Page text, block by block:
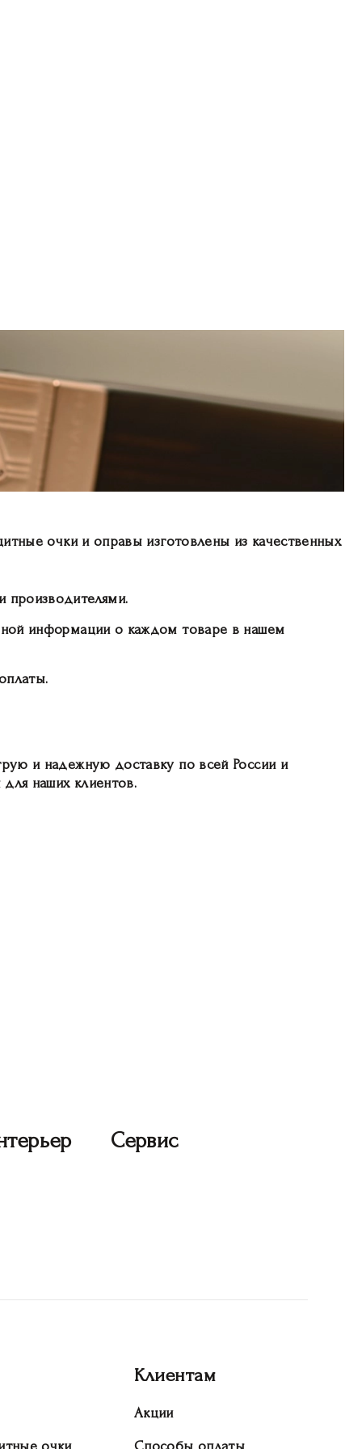
очки и оправы изготовлены из качественных
производителями.
информации о каждом товаре в нашем
и надежную доставку по всей России и
наших клиентов.
Сервис
Клиентам
Акции